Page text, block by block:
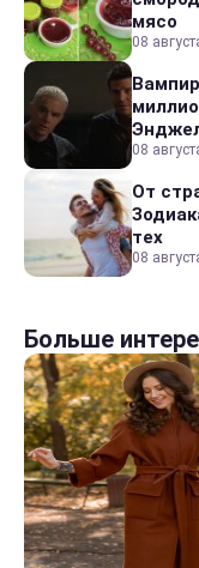
мясо
08
08
От
тех
08
Больше